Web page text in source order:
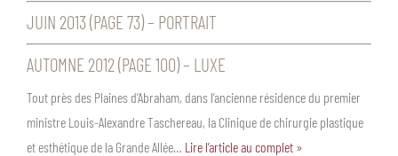
JUIN 2013 (PAGE 73) – PORTRAIT
AUTOMNE 2012 (PAGE 100) – LUXE
Tout près des Plaines d’Abraham, dans l’ancienne résidence du premier
ministre Louis-Alexandre Taschereau, la Clinique de chirurgie plastique
et esthétique de la Grande Allée… Lire l’article au complet »